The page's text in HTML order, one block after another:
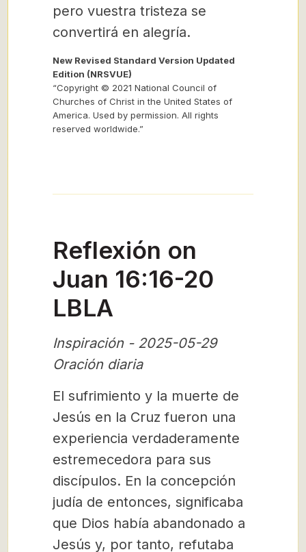
pero vuestra tristeza se
convertirá en alegría.
New Revised Standard Version Updated
Edition (NRSVUE)
“Copyright © 2021 National Council of
Churches of Christ in the United States of
America. Used by permission. All rights
reserved worldwide.”
Reflexión on
Juan 16:16-20
LBLA
Inspiración - 2025-05-29
Oración diaria
El sufrimiento y la muerte de
Jesús en la Cruz fueron una
experiencia verdaderamente
estremecedora para sus
discípulos. En la concepción
judía de entonces, significaba
que Dios había abandonado a
Jesús y, por tanto, refutaba